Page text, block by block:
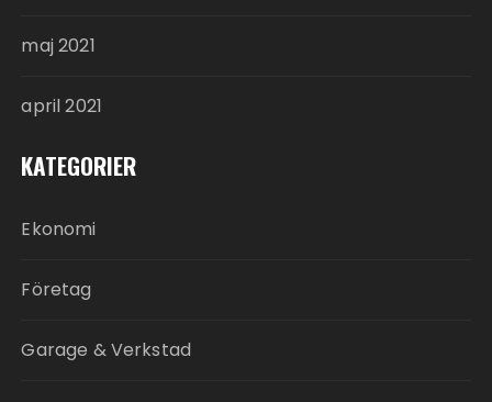
maj 2021
april 2021
KATEGORIER
Ekonomi
Företag
Garage & Verkstad